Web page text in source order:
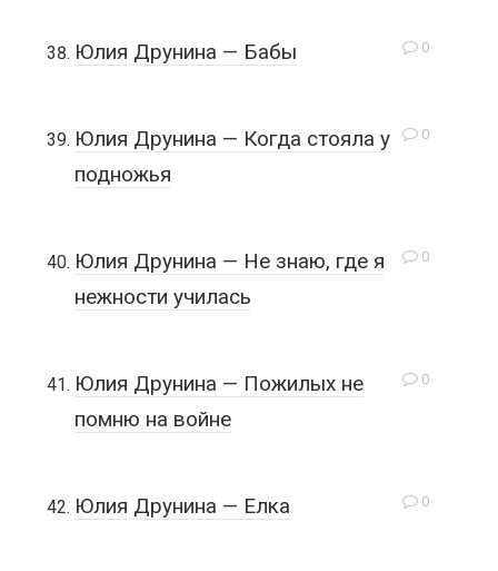
0
Юлия Друнина — Бабы
0
Юлия Друнина — Когда стояла у
подножья
0
Юлия Друнина — Не знаю, где я
нежности училась
0
Юлия Друнина — Пожилых не
помню на войне
0
Юлия Друнина — Елка